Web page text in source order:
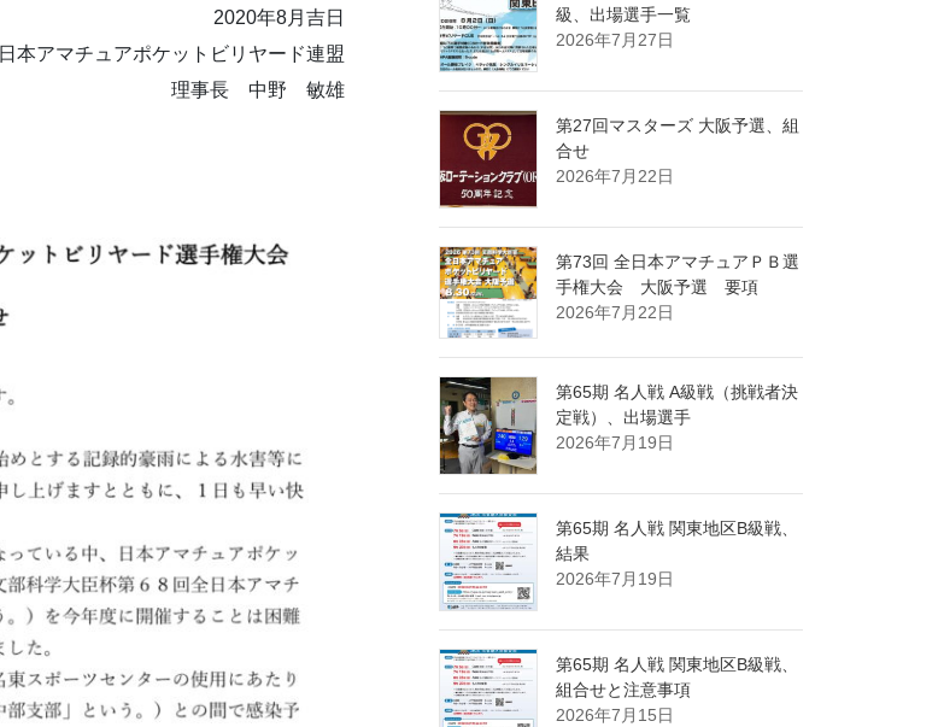
2020年8月吉日
日本アマチュアポケットビリヤード連盟
理事長 中野 敏雄
級、出場選手一覧
2026年7月27日
第27回マスターズ 大阪予選、組
合せ
2026年7月22日
第73回 全日本アマチュアＰＢ選
手権大会 大阪予選 要項
2026年7月22日
第65期 名人戦 A級戦（挑戦者決
定戦）、出場選手
2026年7月19日
第65期 名人戦 関東地区B級戦、
結果
2026年7月19日
第65期 名人戦 関東地区B級戦、
組合せと注意事項
2026年7月15日